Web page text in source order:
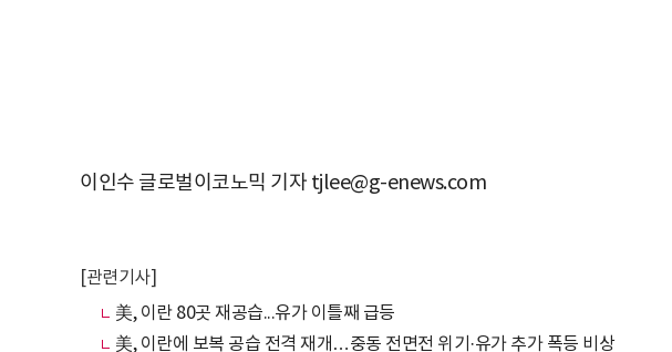
이인수 글로벌이코노믹 기자 tjlee@g-enews.com
[관련기사]
美, 이란 80곳 재공습...유가 이틀째 급등
美, 이란에 보복 공습 전격 재개…중동 전면전 위기·유가 추가 폭등 비상